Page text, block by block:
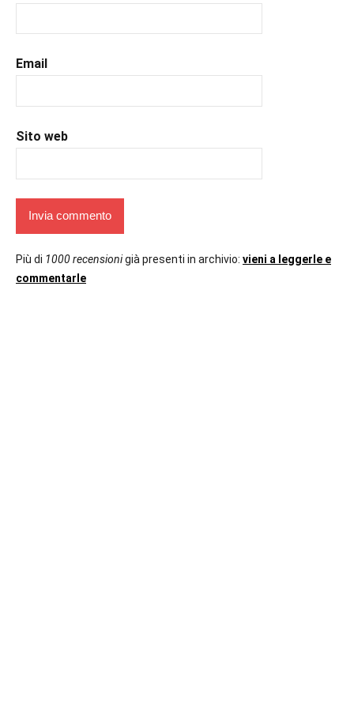
#romance,
#uncuoretrailibri
Email
Sito web
Più di 1000 recensionigià presenti in archivio: vieni a leggerle e
commentarle